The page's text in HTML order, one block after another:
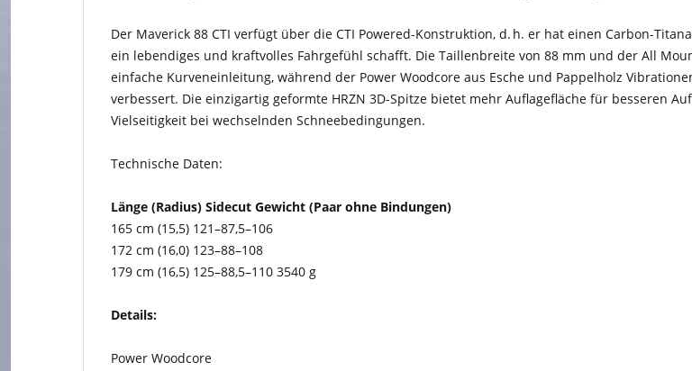
Der Maverick 88 CTI verfügt über die CTI Powered-Konstruktion, d. h. er hat einen Carbon-
ein lebendiges und kraftvolles Fahrgefühl schafft. Die Taillenbreite von 88 mm und der All
einfache Kurveneinleitung, während der Power Woodcore aus Esche und Pappelholz
verbessert. Die einzigartig geformte HRZN 3D-Spitze bietet mehr Auflagefläche für besseren
Vielseitigkeit bei wechselnden Schneebedingungen.
Technische Daten:
Länge (Radius) Sidecut Gewicht (Paar ohne Bindungen)
165 cm (15,5) 121–87,5–106
172 cm (16,0) 123–88–108
179 cm (16,5) 125–88,5–110 3540 g
Details:
Power Woodcore